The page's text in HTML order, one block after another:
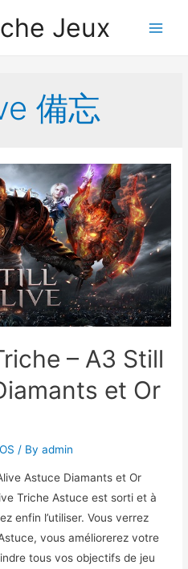
Jeux
備忘
– A3 Still
et Or
/ Byadmin
Astuce Diamants et Or
Triche Astuce est sorti et à
enfin l’utiliser. Vous verrez
vous améliorerez votre
tous vos objectifs de jeu